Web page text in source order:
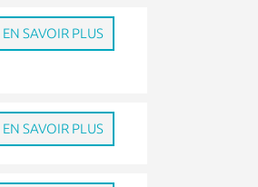
EN SAVOIR PLUS
EN SAVOIR PLUS